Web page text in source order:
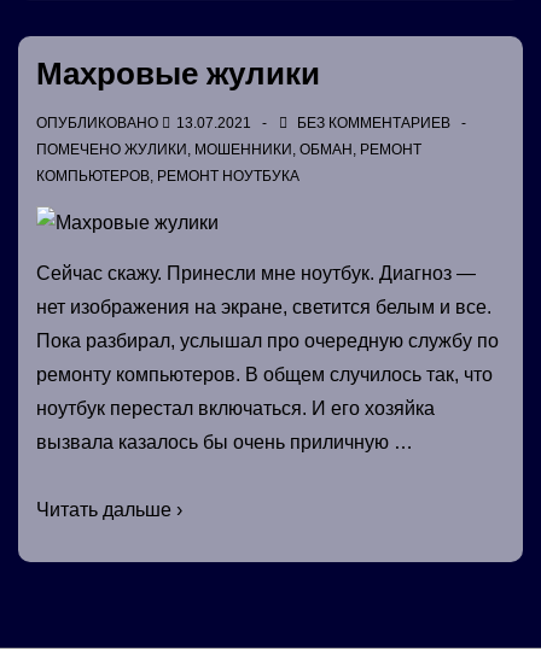
Махровые жулики
ОПУБЛИКОВАНО 13.07.2021
БЕЗ КОММЕНТАРИЕВ
ПОМЕЧЕНО ЖУЛИКИ , МОШЕННИКИ , ОБМАН , РЕМОНТ
КОМПЬЮТЕРОВ, РЕМОНТ НОУТБУКА
Сейчас скажу. Принесли мне ноутбук. Диагноз —
нет изображения на экране, светится белым и все.
Пока разбирал, услышал про очередную службу по
ремонту компьютеров. В общем случилось так, что
ноутбук перестал включаться. И его хозяйка
вызвала казалось бы очень приличную …
Махровые
Читать дальше ›